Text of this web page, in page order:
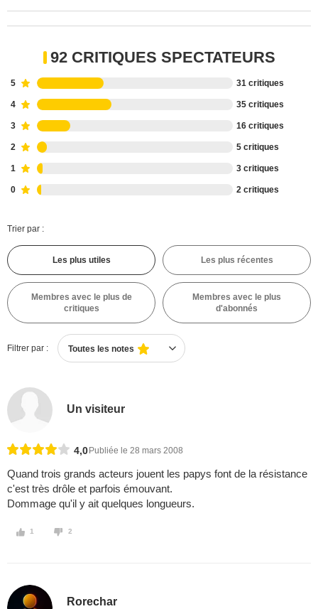
92 CRITIQUES SPECTATEURS
5 31 critiques
4 35 critiques
3 16 critiques
2 5 critiques
1 3 critiques
0 2 critiques
Trier par :
Les plus utiles Les plus récentes
Membres avec le plus de
critiques
Membres avec le plus
d'abonnés
Filtrer par : Toutes les notes
Un visiteur
4,0 Publiée le 28 mars 2008
Quand trois grands acteurs jouent les papys font de la résistance
c'est très drôle et parfois émouvant.
Dommage qu'il y ait quelques longueurs.
1 2
Rorechar